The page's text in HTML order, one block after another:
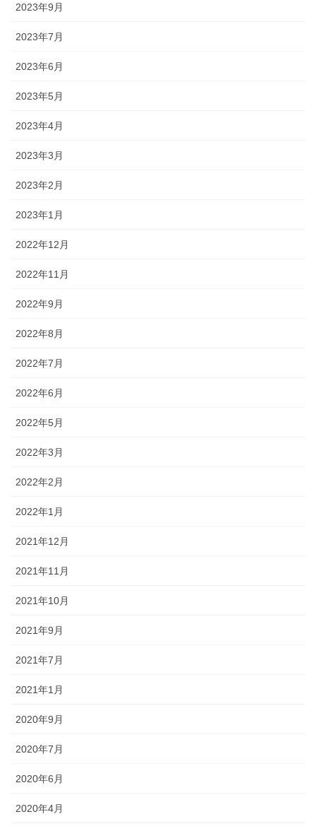
2023年9月
2023年7月
2023年6月
2023年5月
2023年4月
2023年3月
2023年2月
2023年1月
2022年12月
2022年11月
2022年9月
2022年8月
2022年7月
2022年6月
2022年5月
2022年3月
2022年2月
2022年1月
2021年12月
2021年11月
2021年10月
2021年9月
2021年7月
2021年1月
2020年9月
2020年7月
2020年6月
2020年4月